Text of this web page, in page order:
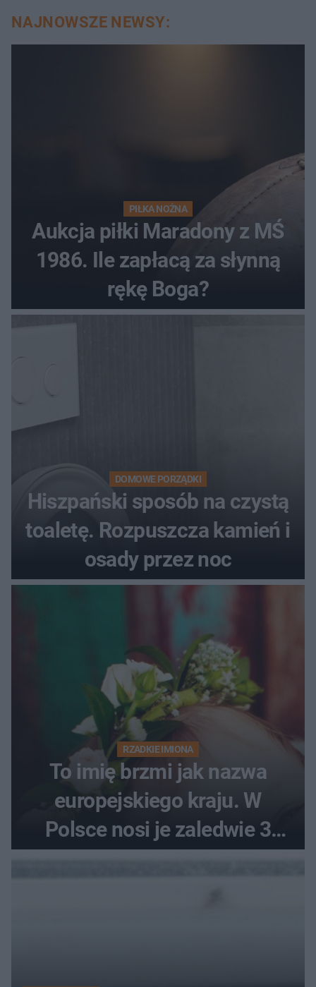
NAJNOWSZE NEWSY:
PIŁKA NOŻNA
Aukcja piłki Maradony z MŚ
1986. Ile zapłacą za słynną
rękę Boga?
DOMOWE PORZĄDKI
Hiszpański sposób na czystą
toaletę. Rozpuszcza kamień i
osady przez noc
RZADKIE IMIONA
To imię brzmi jak nazwa
europejskiego kraju. W
Polsce nosi je zaledwie 3